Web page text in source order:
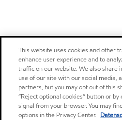
This website uses cookies and other
enhance user experience and to
traffic on our website. We also share
use of our site with our social media,
partners, but you may opt out of this
“Reject optional cookies” button or
signal from your browser. You may
options in the Privacy Center.